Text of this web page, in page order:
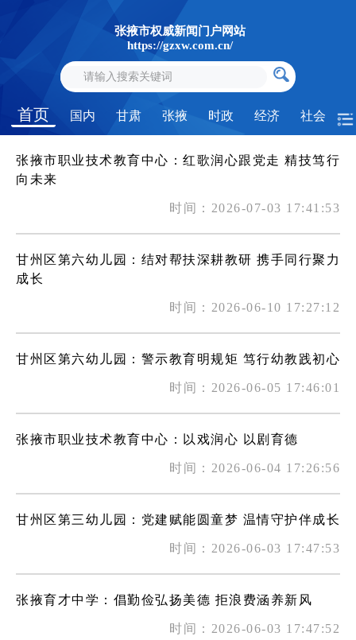
张掖市权威新闻门户网站
https://gzxw.com.cn/
首页 国内 甘肃 张掖 时政 经济 社会
张掖市职业技术教育中心：红歌润心跟党走 精技笃行
向未来
时间：2026-07-03 17:41:53
甘州区第六幼儿园：结对帮扶深耕教研 携手同行聚力
成长
时间：2026-06-10 17:27:12
甘州区第六幼儿园：警示教育明规矩 笃行幼教践初心
时间：2026-06-05 17:46:01
张掖市职业技术教育中心：以戏润心 以剧育德
时间：2026-06-04 17:26:56
甘州区第三幼儿园：党建赋能圆童梦 温情守护伴成长
时间：2026-06-03 17:47:53
张掖育才中学：倡勤俭弘扬美德 拒浪费涵养新风
时间：2026-06-03 17:47:52